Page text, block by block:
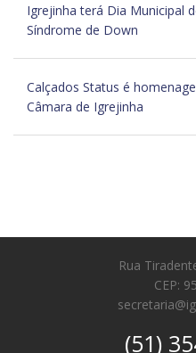
Igrejinha terá Dia Municipal
Síndrome de Down
Calçados Status é
Câmara de Igrejinha
Rua
CEP:
(51)